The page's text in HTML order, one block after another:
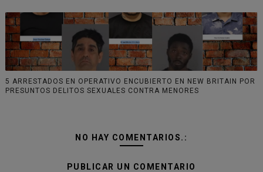
5 ARRESTADOS EN OPERATIVO ENCUBIERTO EN NEW BRITAIN POR
PRESUNTOS DELITOS SEXUALES CONTRA MENORES
NO HAY COMENTARIOS.:
PUBLICAR UN COMENTARIO